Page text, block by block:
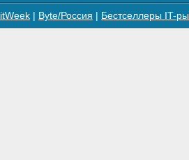
itWeek Byte/Россия Бестселлеры IT-